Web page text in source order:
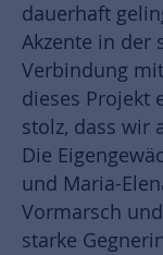
dauerhaft
Akzente in der
Verbindung
dieses Projekt
stolz, dass wir
Die
und Maria-
Vormarsch
starke